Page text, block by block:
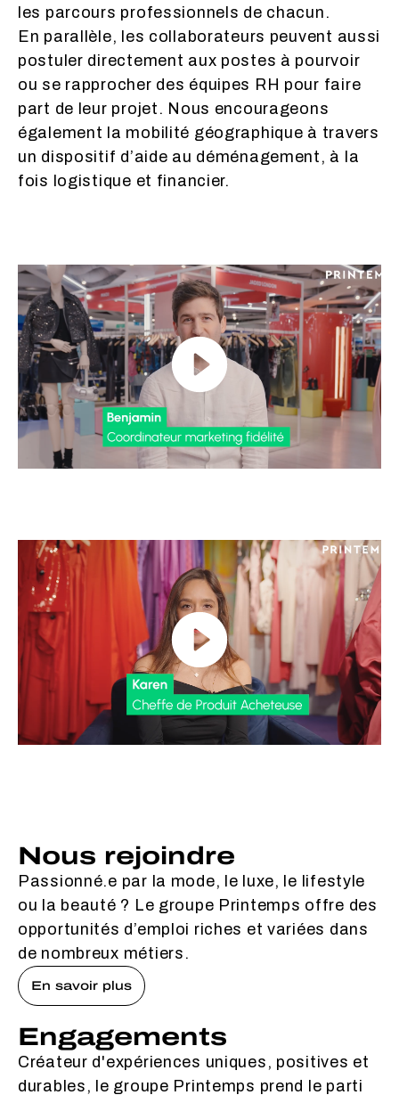
les parcours professionnels de chacun.
En parallèle, les collaborateurs peuvent aussi
postuler directement aux postes à pourvoir
ou se rapprocher des équipes RH pour faire
part de leur projet. Nous encourageons
également la mobilité géographique à travers
un dispositif d’aide au déménagement, à la
fois logistique et financier.
Nous rejoindre
Passionné.e par la mode, le luxe, le lifestyle
ou la beauté ? Le groupe Printemps offre des
opportunités d’emploi riches et variées dans
de nombreux métiers.
En savoir plus
Engagements
Créateur d'expériences uniques, positives et
durables, le groupe Printemps prend le parti